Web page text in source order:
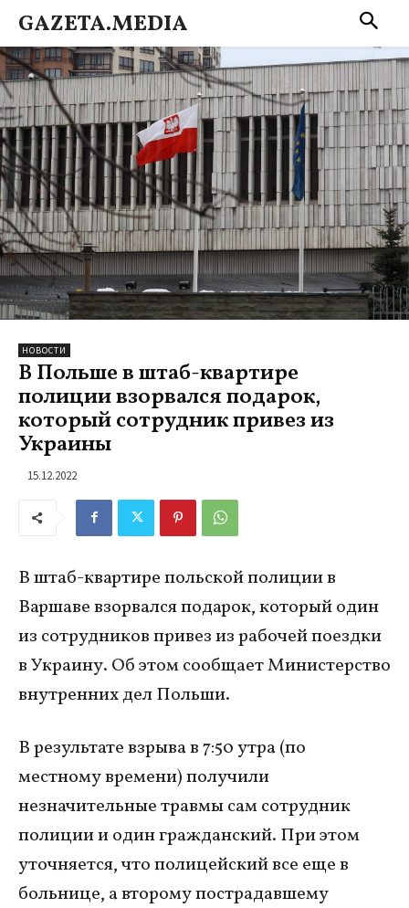
GAZETA.MEDIA
НОВОСТИ
В Польше в штаб-квартире
полиции взорвался подарок,
который сотрудник привез из
Украины
15.12.2022
В штаб-квартире польской полиции в
Варшаве взорвался подарок, который один
из сотрудников привез из рабочей поездки
в Украину. Об этом сообщает Министерство
внутренних дел Польши.
В результате взрыва в 7:50 утра (по
местному времени) получили
незначительные травмы сам сотрудник
полиции и один гражданский. При этом
уточняется, что полицейский все еще в
больнице, а второму пострадавшему